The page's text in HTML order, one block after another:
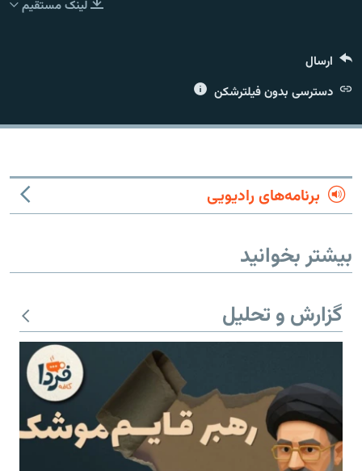
زبان‌های دیگر
لینک مستقیم
ارسال
دسترسی بدون فیلترشکن
برنامه‌های رادیویی
بیشتر بخوانید
گزارش و تحلیل